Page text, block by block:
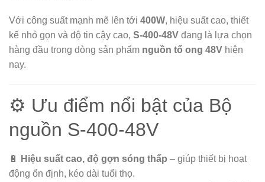
Với công suất mạnh mẽ lên tới 400W, hiệu suất cao, thiết
kế nhỏ gọn và độ tin cậy cao, S-400-48V đang là lựa chọn
hàng đầu trong dòng sản phẩm nguồn tổ ong 48V hiện
nay.
⚙️ Ưu điểm nổi bật của Bộ
nguồn S-400-48V
🔋 Hiệu suất cao, độ gợn sóng thấp – giúp thiết bị hoạt
động ổn định, kéo dài tuổi thọ.